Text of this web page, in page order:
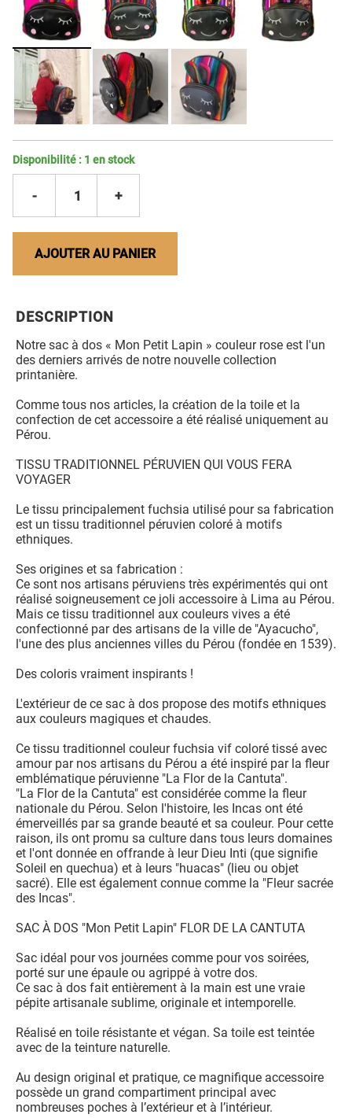
Disponibilité : 1 en stock
- 1 +
AJOUTER AU PANIER
DESCRIPTION
Notre sac à dos « Mon Petit Lapin » couleur rose est l'un
des derniers arrivés de notre nouvelle collection
printanière.
Comme tous nos articles, la création de la toile et la
confection de cet accessoire a été réalisé uniquement au
Pérou.
TISSU TRADITIONNEL PÉRUVIEN QUI VOUS FERA
VOYAGER
Le tissu principalement fuchsia utilisé pour sa fabrication
est un tissu traditionnel péruvien coloré à motifs
ethniques.
Ses origines et sa fabrication :
Ce sont nos artisans péruviens très expérimentés qui ont
réalisé soigneusement ce joli accessoire à Lima au Pérou.
Mais ce tissu traditionnel aux couleurs vives a été
confectionné par des artisans de la ville de "Ayacucho",
l'une des plus anciennes villes du Pérou (fondée en 1539).
Des coloris vraiment inspirants !
L'extérieur de ce sac à dos propose des motifs ethniques
aux couleurs magiques et chaudes.
Ce tissu traditionnel couleur fuchsia vif coloré tissé avec
amour par nos artisans du Pérou a été inspiré par la fleur
emblématique péruvienne "La Flor de la Cantuta".
"La Flor de la Cantuta" est considérée comme la fleur
nationale du Pérou. Selon l'histoire, les Incas ont été
émerveillés par sa grande beauté et sa couleur. Pour cette
raison, ils ont promu sa culture dans tous leurs domaines
et l'ont donnée en offrande à leur Dieu Inti (que signifie
Soleil en quechua) et à leurs "huacas" (lieu ou objet
sacré). Elle est également connue comme la "Fleur sacrée
des Incas".
SAC À DOS "Mon Petit Lapin" FLOR DE LA CANTUTA
Sac idéal pour vos journées comme pour vos soirées,
porté sur une épaule ou agrippé à votre dos.
Ce sac à dos fait entièrement à la main est une vraie
pépite artisanale sublime, originale et intemporelle.
Réalisé en toile résistante et végan. Sa toile est teintée
avec de la teinture naturelle.
Au design original et pratique, ce magnifique accessoire
possède un grand compartiment principal avec
nombreuses poches à l’extérieur et à l’intérieur.